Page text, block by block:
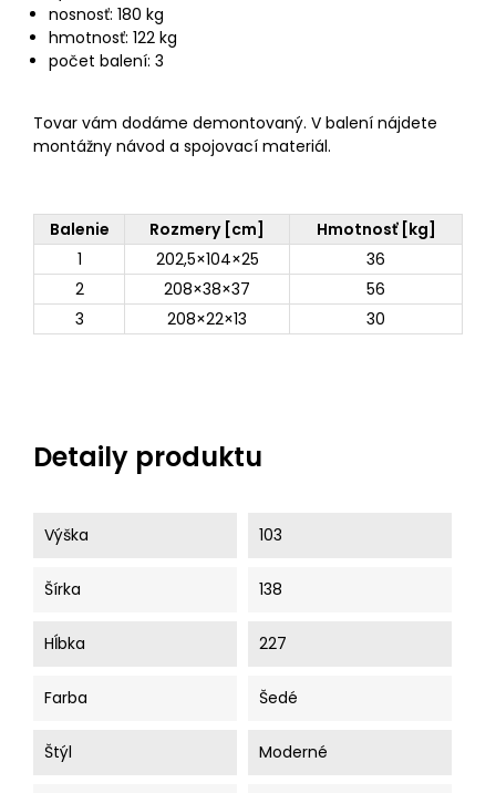
nosnosť: 180 kg
hmotnosť: 122 kg
počet balení: 3
Tovar vám dodáme demontovaný. V balení nájdete
montážny návod a spojovací materiál.
Balenie Rozmery [cm]
Hmotnosť [kg]
1
202,5×104×25
36
2
208×38×37
56
3
208×22×13 30
Detaily produktu
Výška 103
Šírka 138
Hĺbka 227
Farba Šedé
Štýl Moderné